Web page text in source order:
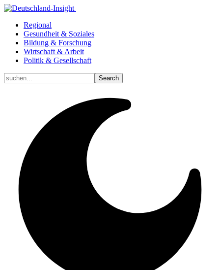
Regional
Gesundheit & Soziales
Bildung & Forschung
Wirtschaft & Arbeit
Politik & Gesellschaft